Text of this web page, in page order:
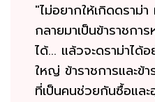
"ไม่อยากให้เกิดดราม่า
กลายมาเป็นข้าราชกา
ได้... แล้วจะดราม่าได้
ใหญ่ ข้าราชการและข้
ที่เป็นคนช่วยกันซื้อแล